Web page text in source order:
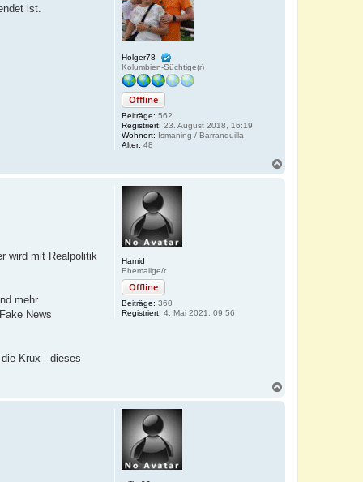
Holger78
Kolumbien-Süchtige(r)
Offline
Beiträge: 562
Registriert: 23. August 2018, 16:19
Wohnort: Ismaning / Barranquilla
Alter: 48
ist.
Hamid
Ehemalige/r
Offline
Beiträge: 360
Registriert: 4. Mai 2021, 09:56
wird mit Realpolitik
mehr
News
Krux - dieses